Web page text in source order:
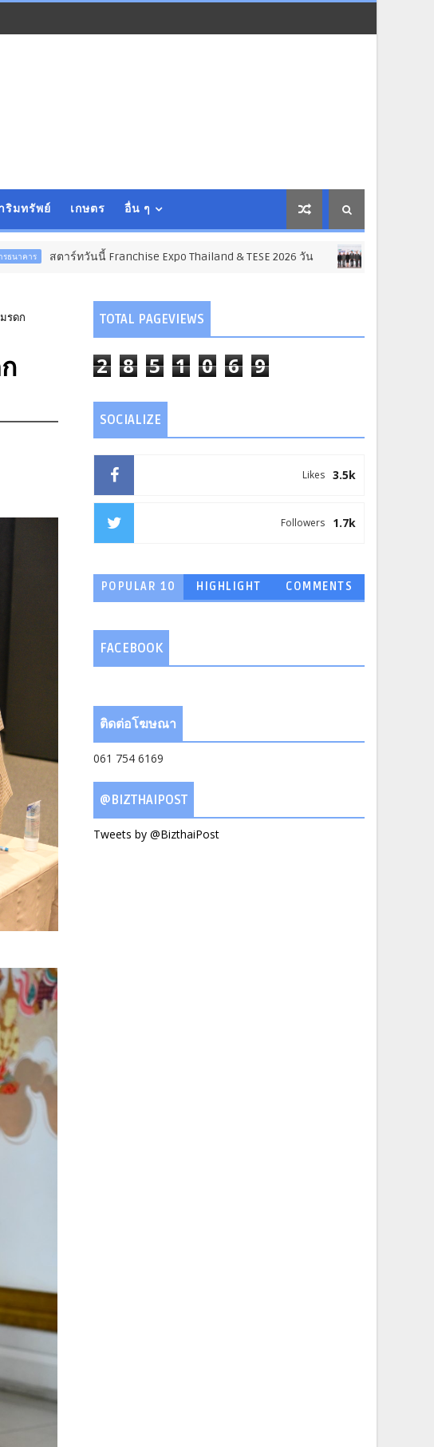
ริมทรัพย์ เกษตร อื่น ๆ
นี้ Franchise Expo Thailand & TESE 2026 วัน ธุรกิจ การค้า การลงทุน
รดก
TOTAL PAGEVIEWS
2 8 5 1 0 6 9
SOCIALIZE
3.5k
Likes
1.7k
Followers
POPULAR 10 HIGHLIGHT COMMENTS
FACEBOOK
ติดต่อโฆษณา
061 754 6169
@BIZTHAIPOST
Tweets by @BizthaiPost